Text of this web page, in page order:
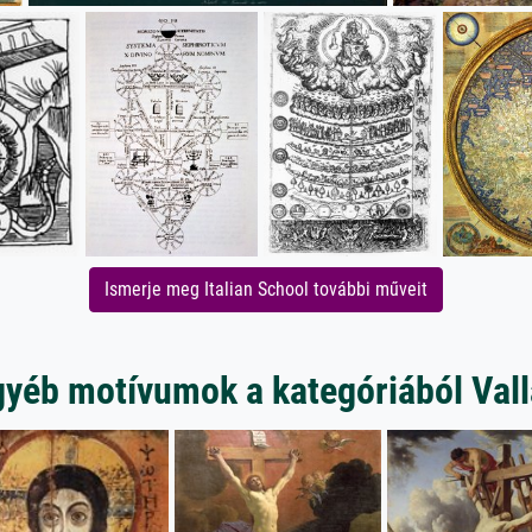
Ismerje meg Italian School további műveit
motívumok a kategóriából